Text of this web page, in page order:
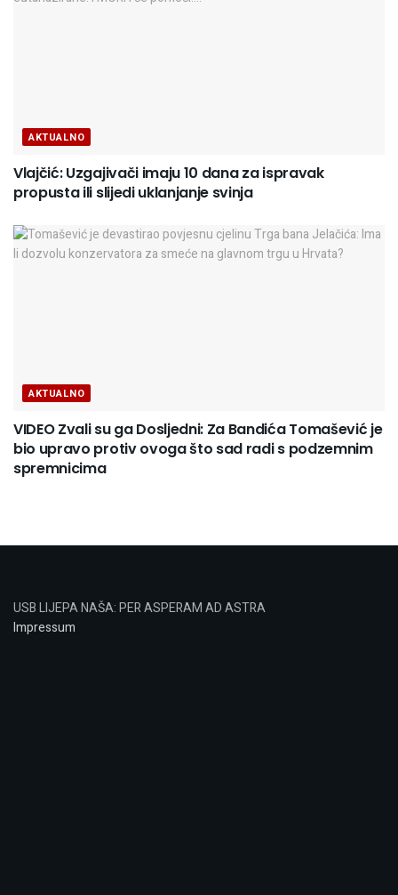
AKTUALNO
Vlajčić: Uzgajivači imaju 10 dana za ispravak
propusta ili slijedi uklanjanje svinja
AKTUALNO
VIDEO Zvali su ga Dosljedni: Za Bandića Tomašević je
bio upravo protiv ovoga što sad radi s podzemnim
spremnicima
USB LIJEPA NAŠA: PER ASPERAM AD ASTRA
Impressum